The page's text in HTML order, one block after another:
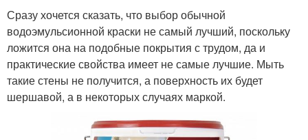
Сразу хочется сказать, что выбор обычной
водоэмульсионной краски не самый лучший, поскольку
ложится она на подобные покрытия с трудом, да и
практические свойства имеет не самые лучшие. Мыть
такие стены не получится, а поверхность их будет
шершавой, а в некоторых случаях маркой.